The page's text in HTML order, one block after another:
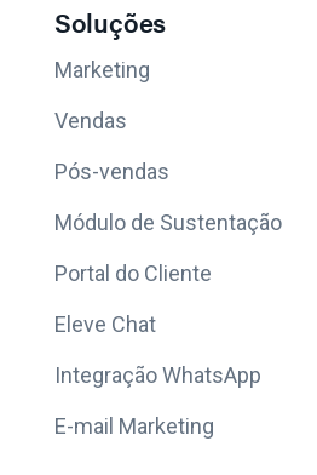
Soluções
Marketing
Vendas
Pós-vendas
Módulo de Sustentação
Portal do Cliente
Eleve Chat
Integração WhatsApp
E-mail Marketing